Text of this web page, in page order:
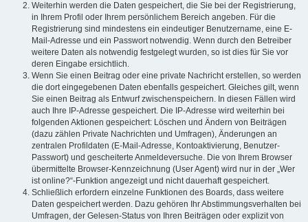
Weiterhin werden die Daten gespeichert, die Sie bei der Registrierung,
in Ihrem Profil oder Ihrem persönlichem Bereich angeben. Für die
Registrierung sind mindestens ein eindeutiger Benutzername, eine E-
Mail-Adresse und ein Passwort notwendig. Wenn durch den Betreiber
weitere Daten als notwendig festgelegt wurden, so ist dies für Sie vor
deren Eingabe ersichtlich.
Wenn Sie einen Beitrag oder eine private Nachricht erstellen, so werden
die dort eingegebenen Daten ebenfalls gespeichert. Gleiches gilt, wenn
Sie einen Beitrag als Entwurf zwischenspeichern. In diesen Fällen wird
auch Ihre IP-Adresse gespeichert. Die IP-Adresse wird weiterhin bei
folgenden Aktionen gespeichert: Löschen und Ändern von Beiträgen
(dazu zählen Private Nachrichten und Umfragen), Änderungen an
zentralen Profildaten (E-Mail-Adresse, Kontoaktivierung, Benutzer-
Passwort) und gescheiterte Anmeldeversuche. Die von Ihrem Browser
übermittelte Browser-Kennzeichnung (User Agent) wird nur in der „Wer
ist online?“-Funktion angezeigt und nicht dauerhaft gespeichert.
Schließlich erfordern einzelne Funktionen des Boards, dass weitere
Daten gespeichert werden. Dazu gehören Ihr Abstimmungsverhalten bei
Umfragen, der Gelesen-Status von Ihren Beiträgen oder explizit von